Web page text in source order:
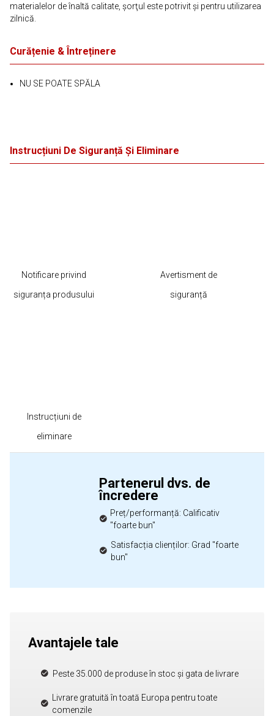
materialelor de înaltă calitate, şorţul este potrivit şi pentru utilizarea
zilnică.
Curățenie & Întreținere
NU SE POATE SPĂLA
Instrucțiuni De Siguranță Și Eliminare
Notificare privind
siguranța produsului
Avertisment de
siguranță
Instrucțiuni de
eliminare
Partenerul dvs. de
încredere
Preț/performanță: Calificativ
"foarte bun"
Satisfacția clienților: Grad "foarte
bun"
Avantajele tale
Peste 35.000 de produse în stoc și gata de livrare
Livrare gratuită în toată Europa pentru toate
comenzile